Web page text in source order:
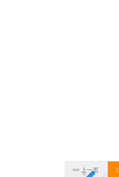
<< 上一页 1